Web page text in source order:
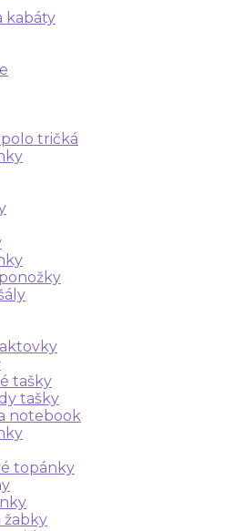
kabáty
tričká
tašky
tašky
notebook
topánky
žabky